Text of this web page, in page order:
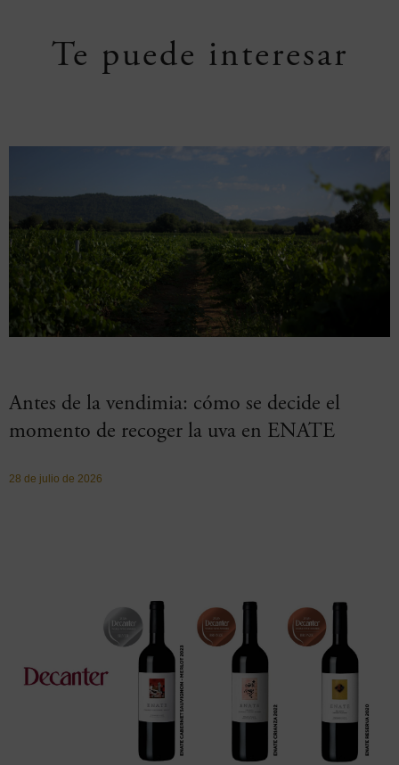
Te puede interesar
Antes de la vendimia: cómo se decide el
momento de recoger la uva en ENATE
28 de julio de 2026